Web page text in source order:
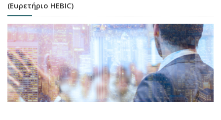
(Ευρετήριο HEBIC)